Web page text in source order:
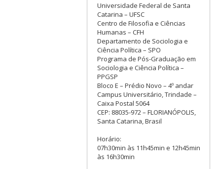
Universidade Federal de Santa
Catarina – UFSC
Centro de Filosofia e Ciências
Humanas – CFH
Departamento de Sociologia e
Ciência Política – SPO
Programa de Pós-Graduação em
Sociologia e Ciência Política –
PPGSP
Bloco E – Prédio Novo – 4º andar
Campus Universitário, Trindade –
Caixa Postal 5064
CEP: 88035-972 – FLORIANÓPOLIS,
Santa Catarina, Brasil
Horário:
07h30min às 11h45min e 12h45min
às 16h30min